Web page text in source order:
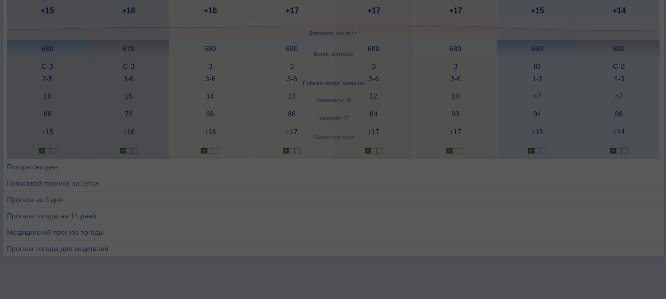
Давление, мм рт.ст.
Ветер, метр/сек
Порывы ветра, метр/сек
Влажность, %
Комфорт, °C
Магнитные бури
+15 +16 +16 +17 +17 +17 +15 +14
680 679 680 680 680 680 680 682
С-З
2-5
С-З
3-6
З
3-6
З
3-6
З
3-6
З
3-6
Ю
1-3
С-В
1-3
10 15 14 13 12 10 <7 <7
86 79 86 86 84 93 94 96
+15 +16 +16 +17 +17 +17 +15 +14
Погода сегодня
Почасовой прогноз на сутки
Прогноз на 3 дня
Прогноз погоды на 14 дней
Медицинский прогноз погоды
Прогноз погоды для водителей